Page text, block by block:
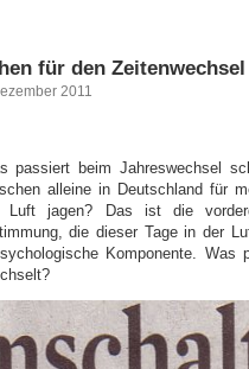
für den Zeitenwechsel
2011
passiert beim Jahreswechsel
alleine in Deutschland für
jagen? Das ist die
die dieser Tage in der
Komponente. Was